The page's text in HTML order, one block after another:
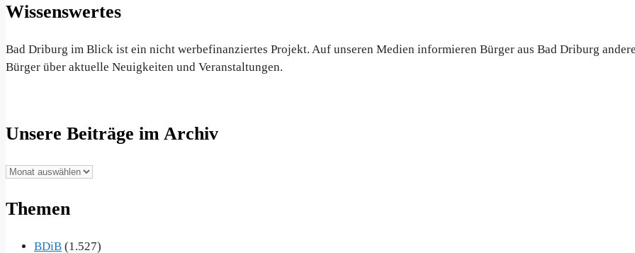
Wissenswertes
Bad Driburg im Blick ist ein nicht werbefinanziertes Projekt. Auf unseren Medien informieren Bürger aus Bad Driburg
Bürger über aktuelle Neuigkeiten und Veranstaltungen.
Unsere Beiträge im Archiv
Unsere
im
Themen
BDiB (1.527)